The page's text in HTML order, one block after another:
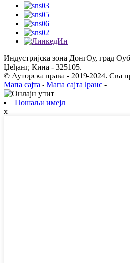
Индустријска зона ДонгОу, град
Џеђанг, Кина - 325105.
© Ауторска права - 2019-2024: Сва
Мапа сајта - Мапа сајтаТранс -
Пошаљи имејл
x